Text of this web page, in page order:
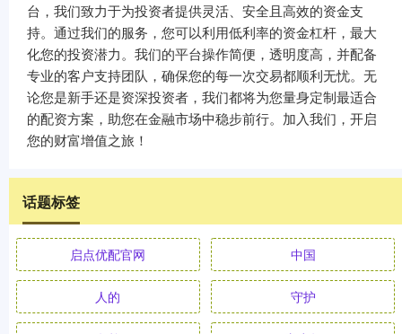
台，我们致力于为投资者提供灵活、安全且高效的资金支
持。通过我们的服务，您可以利用低利率的资金杠杆，最大
化您的投资潜力。我们的平台操作简便，透明度高，并配备
专业的客户支持团队，确保您的每一次交易都顺利无忧。无
论您是新手还是资深投资者，我们都将为您量身定制最适合
的配资方案，助您在金融市场中稳步前行。加入我们，开启
您的财富增值之旅！
话题标签
启点优配官网 中国
人的 守护